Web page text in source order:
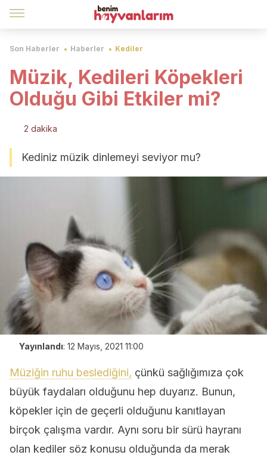
Son Haberler Haberler Kediler
Müzik, Kedileri Köpekleri
Olduğu Gibi Etkiler mi?
2 dakika
Kediniz müzik dinlemeyi seviyor mu?
Yayınlandı: 12 Mayıs, 2021 11:00
Müziğin ruhu beslediğini, çünkü sağlığımıza çok
büyük faydaları olduğunu hep duyarız. Bunun,
köpekler için de geçerli olduğunu kanıtlayan
birçok çalışma vardır. Aynı soru bir sürü hayranı
olan kediler söz konusu olduğunda da merak